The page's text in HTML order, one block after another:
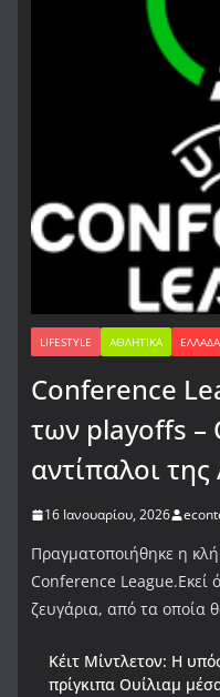
LIFESTYLE ΑΘΛΗΤΙΚΆ
Conference
των playoffs –
αντίπαλοι
16 Ιανουαρίου, 2026
Πραγματοποιήθηκε η
Conference
ζευγάρια, από τα οποία
Κέιτ Μίντλετον: Η
πρίγκιπα Ουίλιαμ